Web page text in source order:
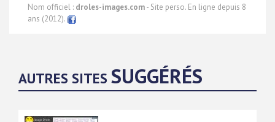
Nom officiel : droles-images.com- Site perso. En ligne depuis 8
ans (2012).
AUTRES SITES SUGGÉRÉS